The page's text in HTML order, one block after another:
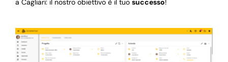
a Cagliari: il nostro obiettivo è il tuo successo!